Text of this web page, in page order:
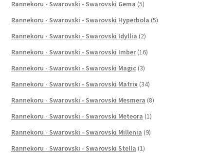
Rannekoru - Swarovski - Swarovski Gema (5)
Rannekoru - Swarovski - Swarovski Hyperbola (5)
Rannekoru - Swarovski - Swarovski Idyllia (2)
Rannekoru - Swarovski - Swarovski Imber (16)
Rannekoru - Swarovski - Swarovski Magic (3)
Rannekoru - Swarovski - Swarovski Matrix (34)
Rannekoru - Swarovski - Swarovski Mesmera (8)
Rannekoru - Swarovski - Swarovski Meteora (1)
Rannekoru - Swarovski - Swarovski Millenia (9)
Rannekoru - Swarovski - Swarovski Stella (1)